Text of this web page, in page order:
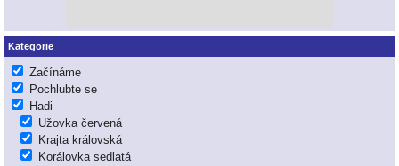
Kategorie
Začínáme
Pochlubte se
Hadi
Užovka červená
Krajta královská
Korálovka sedlatá